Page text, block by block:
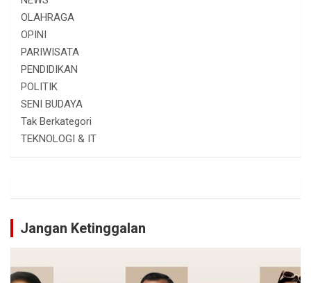
OLAHRAGA
OPINI
PARIWISATA
PENDIDIKAN
POLITIK
SENI BUDAYA
Tak Berkategori
TEKNOLOGI & IT
Jangan Ketinggalan